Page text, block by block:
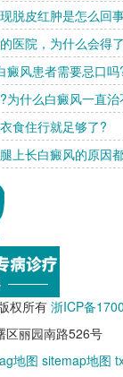
脱皮红肿是怎么回
医院，为什么会得
癜风患者需要忌口吗
为什么白癜风一直
食住行就足够了?
上长白癜风的原因
权所有 浙ICP备
区丽园南路526号
地图 sitemap地图